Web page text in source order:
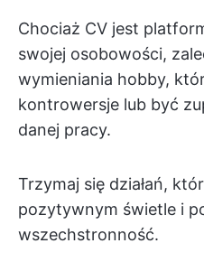
Chociaż CV jest
swojej osobowości,
wymieniania hobby,
kontrowersje lub być
danej pracy.
Trzymaj się działań,
pozytywnym świetle i
wszechstronność.